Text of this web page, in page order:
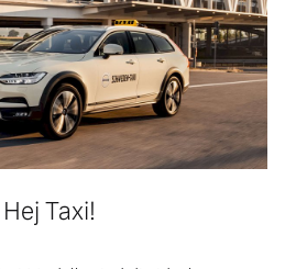
Hej Taxi!